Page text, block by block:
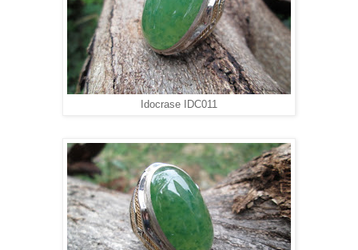
Idocrase IDC011